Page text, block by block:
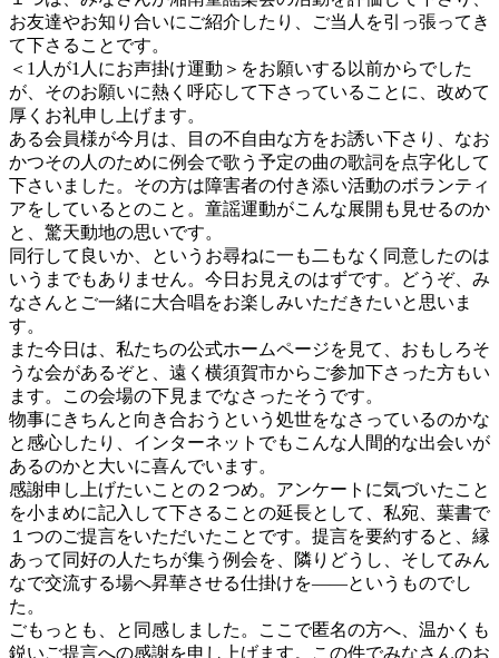
お友達やお知り合いにご紹介したり、ご当人を引っ張ってき
て下さることです。
＜1人が1人にお声掛け運動＞をお願いする以前からでした
が、そのお願いに熱く呼応して下さっていることに、改めて
厚くお礼申し上げます。
ある会員様が今月は、目の不自由な方をお誘い下さり、なお
かつその人のために例会で歌う予定の曲の歌詞を点字化して
下さいました。その方は障害者の付き添い活動のボランティ
アをしているとのこと。童謡運動がこんな展開も見せるのか
と、驚天動地の思いです。
同行して良いか、というお尋ねに一も二もなく同意したのは
いうまでもありません。今日お見えのはずです。どうぞ、み
なさんとご一緒に大合唱をお楽しみいただきたいと思いま
す。
また今日は、私たちの公式ホームページを見て、おもしろそ
うな会があるぞと、遠く横須賀市からご参加下さった方もい
ます。この会場の下見までなさったそうです。
物事にきちんと向き合おうという処世をなさっているのかな
と感心したり、インターネットでもこんな人間的な出会いが
あるのかと大いに喜んでいます。
感謝申し上げたいことの２つめ。アンケートに気づいたこと
を小まめに記入して下さることの延長として、私宛、葉書で
１つのご提言をいただいたことです。提言を要約すると、縁
あって同好の人たちが集う例会を、隣りどうし、そしてみん
なで交流する場へ昇華させる仕掛けを――というものでし
た。
ごもっとも、と同感しました。ここで匿名の方へ、温かくも
鋭いご提言への感謝を申し上げます。この件でみなさんのお